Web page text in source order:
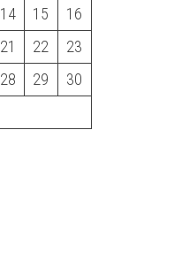
14 15
16
21 22
23
28 29
30